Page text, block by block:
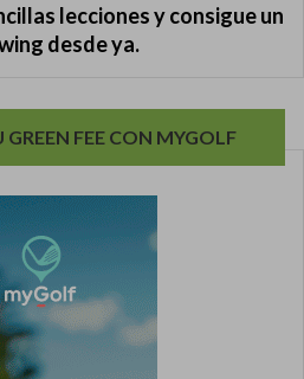
lecciones y consigue un
desde ya.
GREEN FEE CON MYGOLF